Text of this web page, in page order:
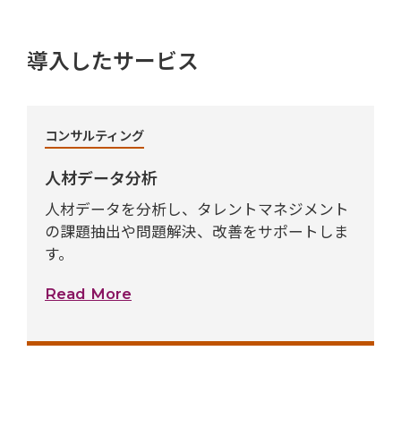
導入したサービス
コンサルティング
人材データ分析
人材データを分析し、タレントマネジメント
の課題抽出や問題解決、改善をサポートしま
す。
Read More